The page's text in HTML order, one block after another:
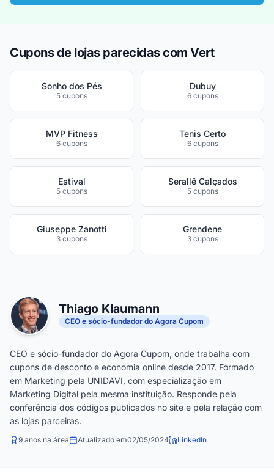
Cupons de lojas parecidas com Vert
Sonho dos Pés
5 cupons
Dubuy
6 cupons
MVP Fitness
6 cupons
Tenis Certo
6 cupons
Estival
5 cupons
Serallê Calçados
5 cupons
Giuseppe Zanotti
3 cupons
Grendene
3 cupons
Thiago Klaumann
CEO e sócio-fundador do Agora Cupom
CEO e sócio-fundador do Agora Cupom, onde trabalha com
cupons de desconto e economia online desde 2017. Formado
em Marketing pela UNIDAVI, com especialização em
Marketing Digital pela mesma instituição. Responde pela
conferência dos códigos publicados no site e pela relação com
as lojas parceiras.
9 anos na área Atualizado em02/05/2024 LinkedIn